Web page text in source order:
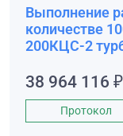
Выполнение
количестве
200КЦС-2
38 964 116 ₽
Протокол